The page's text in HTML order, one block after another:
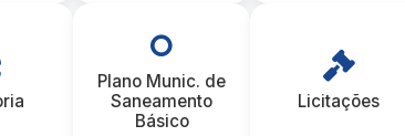
Plano Munic. de
Saneamento
Básico
Licitações